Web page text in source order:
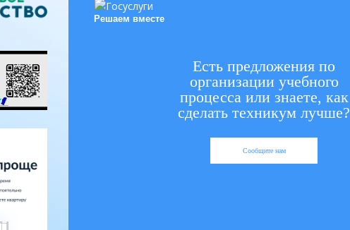
Решаем вместе
Есть предложения по
организации учебного
процесса или знаете, как
сделать техникум лучше?
Сообщите нам